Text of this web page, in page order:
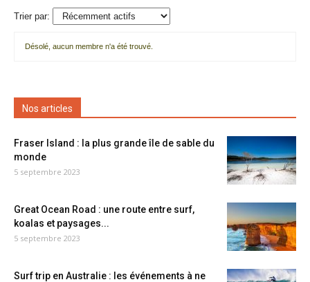
Trier par:
amis
Désolé, aucun membre n'a été trouvé.
Nos articles
Fraser Island : la plus grande île de sable du
monde
5 septembre 2023
Great Ocean Road : une route entre surf,
koalas et paysages...
5 septembre 2023
Surf trip en Australie : les événements à ne